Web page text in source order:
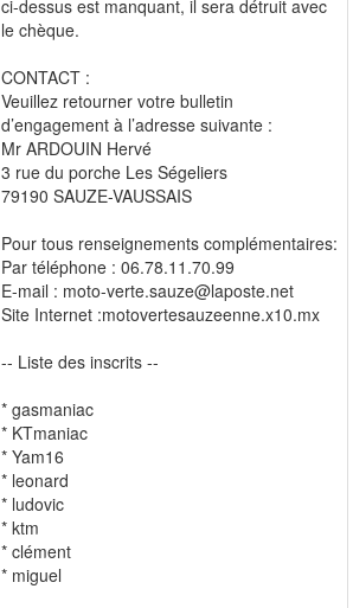
ci-dessus est manquant, il sera détruit avec
le chèque.
CONTACT :
Veuillez retourner votre bulletin
d’engagement à l’adresse suivante :
Mr ARDOUIN Hervé
3 rue du porche Les Ségeliers
79190 SAUZE-VAUSSAIS
Pour tous renseignements complémentaires:
Par téléphone : 06.78.11.70.99
E-mail : moto-verte.sauze@laposte.net
Site Internet :motovertesauzeenne.x10.mx
-- Liste des inscrits --
* gasmaniac
* KTmaniac
* Yam16
* leonard
* ludovic
* ktm
* clément
* miguel